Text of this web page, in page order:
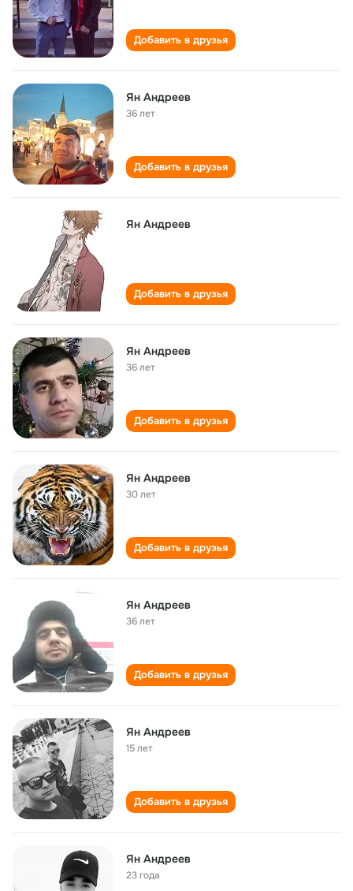
Добавить в друзья
Ян Андреев
36 лет
Добавить в друзья
Ян Андреев
Добавить в друзья
Ян Андреев
36 лет
Добавить в друзья
Ян Андреев
30 лет
Добавить в друзья
Ян Андреев
36 лет
Добавить в друзья
Ян Андреев
15 лет
Добавить в друзья
Ян Андреев
23 года